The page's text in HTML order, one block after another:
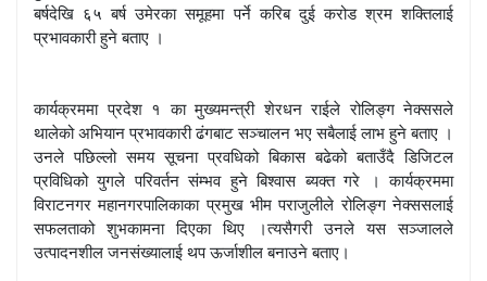
बर्षदेखि ६५ बर्ष उमेरका समूहमा पर्ने करिब दुई करोड श्रम शक्तिलाई
प्रभावकारी हुने बताए ।
कार्यक्रममा प्रदेश १ का मुख्यमन्त्री शेरधन राईले रोलिङ्ग नेक्ससले
थालेको अभियान प्रभावकारी ढंगबाट सञ्चालन भए सबैलाई लाभ हुने बताए ।
उनले पछिल्लो समय सूचना प्रवधिको बिकास बढेको बताउँदै डिजिटल
प्रविधिको युगले परिवर्तन संम्भव हुने बिश्वास ब्यक्त गरे । कार्यक्रममा
विराटनगर महानगरपालिकाका प्रमुख भीम पराजुलीले रोलिङ्ग नेक्ससलाई
सफलताको शुभकामना दिएका थिए ।त्यसैगरी उनले यस सञ्जालले
उत्पादनशील जनसंख्यालाई थप ऊर्जाशील बनाउने बताए।